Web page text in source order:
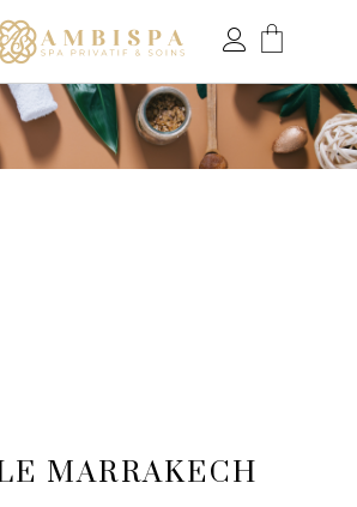
MARRAKECH